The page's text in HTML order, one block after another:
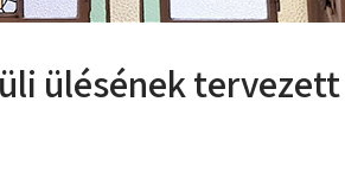
ülésének tervezett